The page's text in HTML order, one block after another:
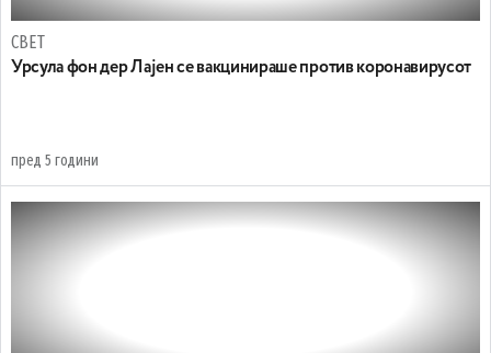
СВЕТ
Урсула фон дер Лајен се вакцинираше против коронавирусот
пред 5 години